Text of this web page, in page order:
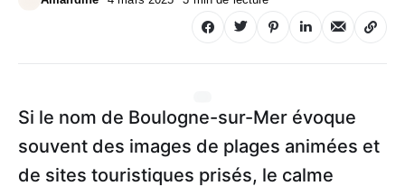
Si le nom de Boulogne-sur-Mer évoque
souvent des images de plages animées et
de sites touristiques prisés, le calme